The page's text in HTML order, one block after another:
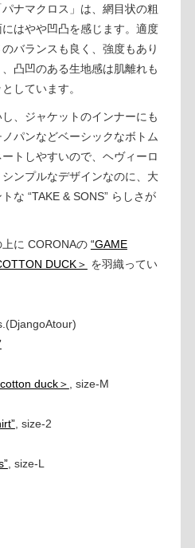
ナマクロス」は、網目状の粗
はやや凹凸を感じます。適度
バランスも良く、強度もあり
凸凹のある生地感は肌離れも
しています。
、ジャケットのインナーにも
パンなどベーシックなボトム
トしやすいので、ヘヴィーロ
ンプルなデザインなのに、大
な “TAKE & SONS” らしさが
に CORONAの “GAME
DUCK＞ を羽織ってい
duck＞
, size-M
, size-2
, size-L